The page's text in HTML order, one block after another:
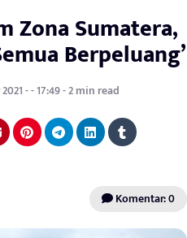
Zona Sumatera,
Berpeluang’
- - 17:49 - 2 min read
Komentar: 0